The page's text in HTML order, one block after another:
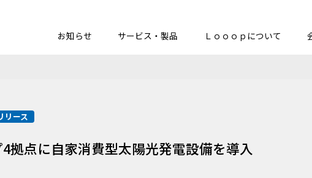
お知らせ
サービス・製品 Ｌｏｏｏｐについて
リース
拠点に自家消費型太陽光発電設備を導入